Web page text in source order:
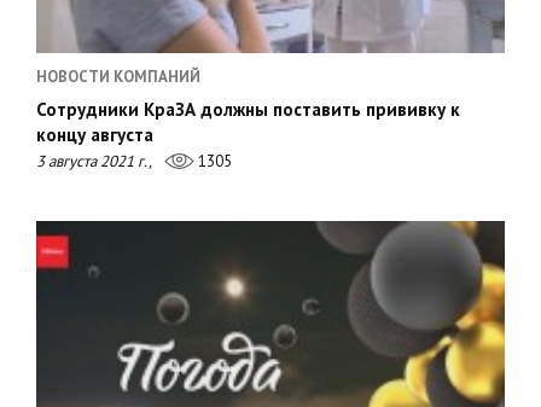
НОВОСТИ КОМПАНИЙ
Сотрудники КраЗА должны поставить прививку к
концу августа
3 августа 2021 г., 1305